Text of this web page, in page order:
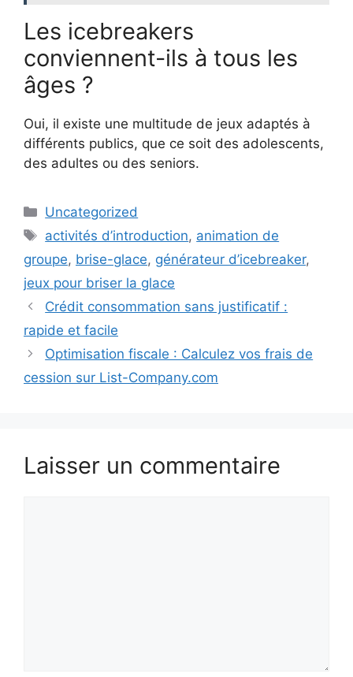
Les icebreakers
conviennent-ils à tous les
âges ?
Oui, il existe une multitude de jeux adaptés à
différents publics, que ce soit des adolescents,
des adultes ou des seniors.
Catégories
Uncategorized
Étiquettes
activités d’introduction, animation de
groupe, brise-glace, générateur d’icebreaker,
jeux pour briser la glace
Crédit consommation sans justificatif :
rapide et facile
Optimisation fiscale : Calculez vos frais de
cession sur List-Company.com
Laisser un commentaire